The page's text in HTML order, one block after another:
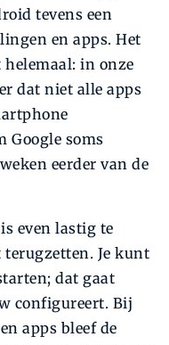
tevens een
en apps. Het
in onze
dat niet alle apps
Google soms
eerder van de
even lastig te
terugzetten. Je kunt
dat gaat
configureert. Bij
apps bleef de